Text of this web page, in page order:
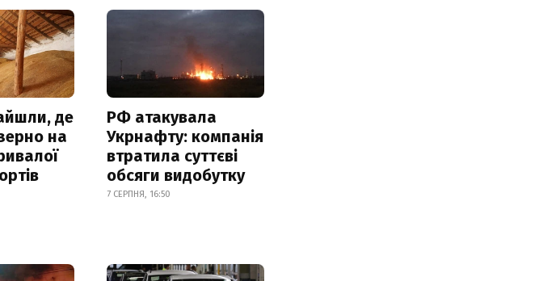
де
на
РФ атакувала
Укрнафту: компанія
втратила суттєві
обсяги видобутку
7 СЕРПНЯ, 16:50